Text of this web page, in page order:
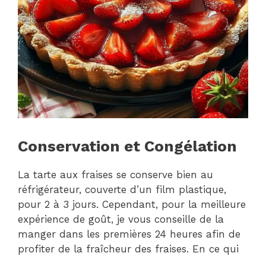
Conservation et Congélation
La tarte aux fraises se conserve bien au
réfrigérateur, couverte d’un film plastique,
pour 2 à 3 jours. Cependant, pour la meilleure
expérience de goût, je vous conseille de la
manger dans les premières 24 heures afin de
profiter de la fraîcheur des fraises. En ce qui